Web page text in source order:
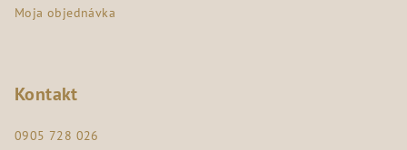
Moja objednávka
Kontakt
0905 728 026